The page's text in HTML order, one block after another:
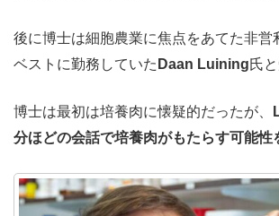
後に博士は細胞農業に焦点をあてた非営
ベストに勤務していた Daan Luining氏
博士は最初は培養肉に懐疑的だったが、
分ほどの会話で培養肉がもたらす可能性